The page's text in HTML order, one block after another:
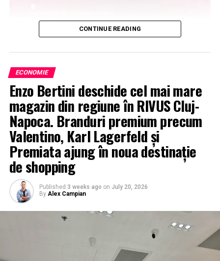
CONTINUE READING
ECONOMIE
Enzo Bertini deschide cel mai mare
magazin din regiune în RIVUS Cluj-
Napoca. Branduri premium precum
Valentino, Karl Lagerfeld și
Premiata ajung în noua destinație
de shopping
Published 3 weeks ago on July 20, 2026
By Alex Campian